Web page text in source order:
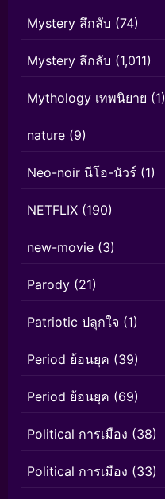
Mystery ลึกลับ (74)
Mystery ลึกลับ (1,011)
Mythology เทพนิยาย (1)
nature (9)
Neo-noir นีโอ-นัวร์ (1)
NETFLIX (190)
new-movie (3)
Parody (21)
Patriotic ปลุกใจ (1)
Period ย้อนยุค (39)
Period ย้อนยุค (69)
Political การเมือง (38)
Political การเมือง (33)